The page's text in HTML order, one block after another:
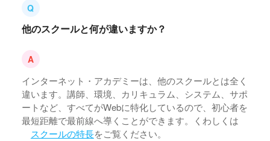
他のスクールと何が違いますか？
インターネット・アカデミーは、他のスクールとは全く
違います。講師、環境、カリキュラム、システム、サポ
ートなど、すべてがWebに特化しているので、初心者を
最短距離で最前線へ導くことができます。くわしくは
スクールの特長をご覧ください。